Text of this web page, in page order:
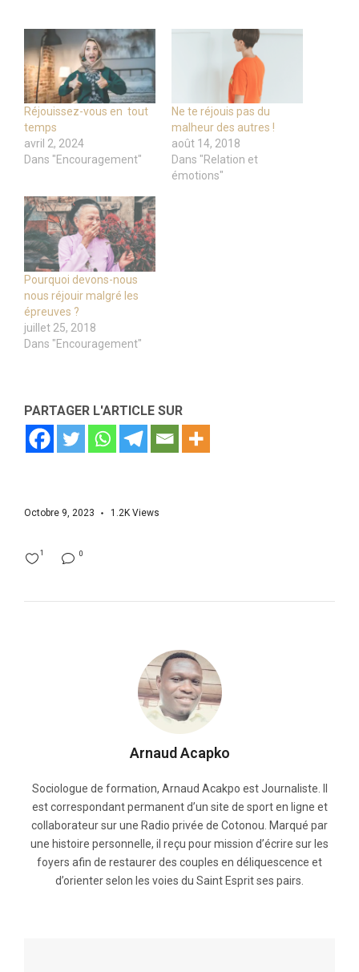
Réjouissez-vous en tout
temps
avril 2, 2024
Dans "Encouragement"
Ne te réjouis pas du
malheur des autres !
août 14, 2018
Dans "Relation et
émotions"
Pourquoi devons-nous
nous réjouir malgré les
épreuves ?
juillet 25, 2018
Dans "Encouragement"
PARTAGER L'ARTICLE SUR
Octobre 9, 2023 1.2K Views
0
1
Arnaud Acapko
Sociologue de formation, Arnaud Acakpo est Journaliste. Il
est correspondant permanent d’un site de sport en ligne et
collaborateur sur une Radio privée de Cotonou. Marqué par
une histoire personnelle, il reçu pour mission d’écrire sur les
foyers afin de restaurer des couples en déliquescence et
d’orienter selon les voies du Saint Esprit ses pairs.